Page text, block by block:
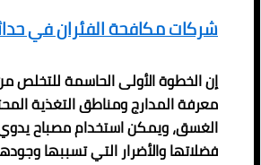
شركات مكافحة الفئران في
إن الخطوة الأولى الحاسمة
معرفة المدارج ومناطق التغذية
الغسق، ويمكن استخدام مصباح يدوي
فضلاتها والأضرار التي تسببها